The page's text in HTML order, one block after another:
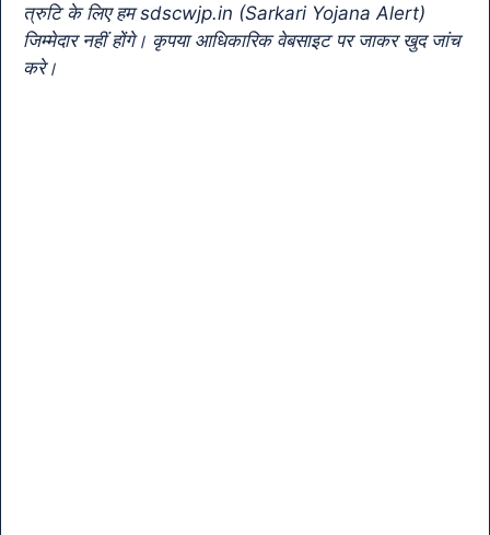
sl
त्रुटि के लिए हम sdscwjp.in (Sarkari Yojana Alert)
जिम्मेदार नहीं होंगे। कृपया आधिकारिक वेबसाइट पर जाकर खुद जांच
करे।